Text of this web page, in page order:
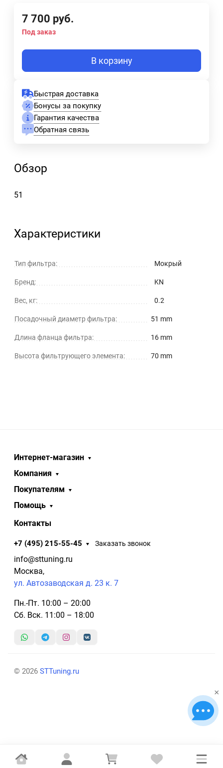
7 700 руб.
Под заказ
В корзину
Быстрая доставка
Бонусы за покупку
Гарантия качества
Обратная связь
Обзор
51
Характеристики
Тип фильтра: Мокрый
Бренд: KN
Вес, кг: 0.2
Посадочный диаметр фильтра: 51 mm
Длина фланца фильтра: 16 mm
Высота фильтрующего элемента: 70 mm
Интернет-магазин
Компания
Покупателям
Помощь
Контакты
+7 (495) 215-55-45 Заказать звонок
info@sttuning.ru
Москва,
ул. Автозаводская д. 23 к. 7
Пн.-Пт. 10:00 – 20:00
Сб. Вск. 11:00 – 18:00
© 2026 STTuning.ru
×